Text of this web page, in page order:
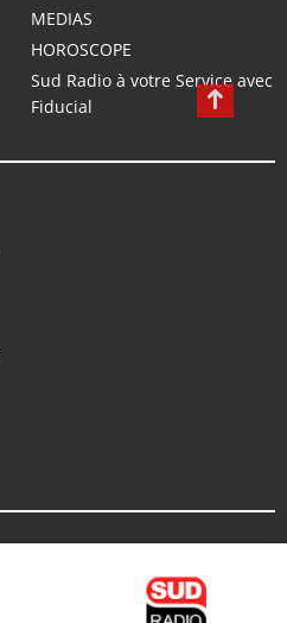
MEDIAS
HOROSCOPE
Sud Radio à votre Service avec
Fiducial